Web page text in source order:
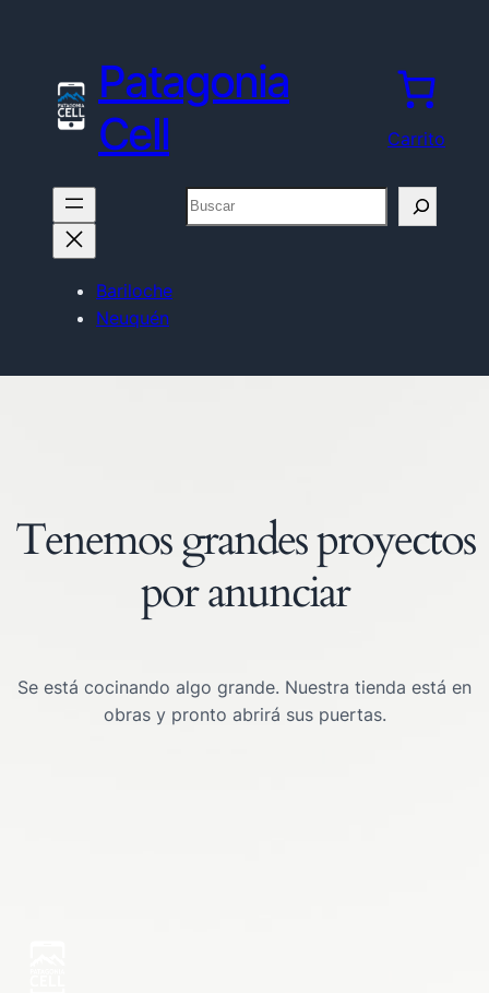
Patagonia
Cell
Carrito
Bariloche
Neuquén
Buscar
Tenemos grandes proyectos
por anunciar
Se está cocinando algo grande. Nuestra tienda está en
obras y pronto abrirá sus puertas.